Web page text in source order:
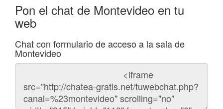
Pon el chat de Montevideo en tu
web
Chat con formulario de acceso a la sala de
Montevideo
Código
chat